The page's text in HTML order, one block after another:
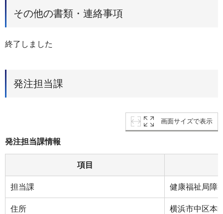
その他の書類・連絡事項
終了しました
発注担当課
画面サイズで表示
発注担当課情報
項目
担当課 健康福祉局障
住所 横浜市中区本